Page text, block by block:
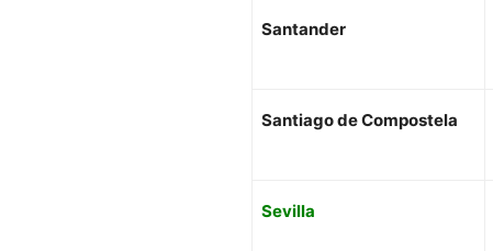
Santander
Santiago de Compostela
Sevilla